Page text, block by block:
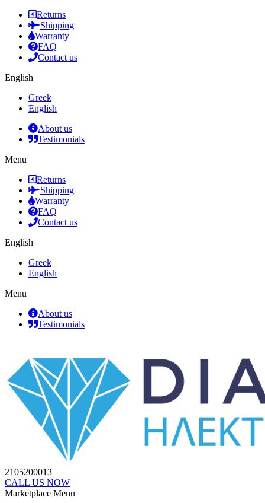
Returns
Shipping
Warranty
FAQ
Contact us
English
Greek
English
About us
Testimonials
Menu
Returns
Shipping
Warranty
FAQ
Contact us
English
Greek
English
Menu
About us
Testimonials
2105200013
CALL US NOW
Marketplace Menu